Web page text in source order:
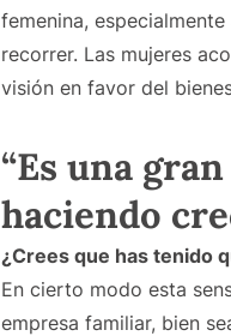
femenina,
recorrer. Las mujeres
visión en favor del
“Es una
haciendo
¿Crees que has tenido
En cierto modo esta
empresa familiar, bien